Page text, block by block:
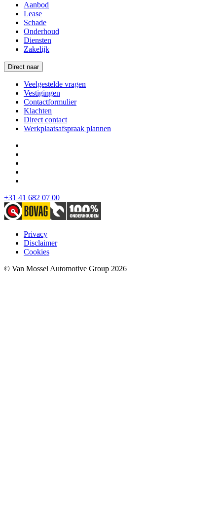
Aanbod
Lease
Schade
Onderhoud
Diensten
Zakelijk
Direct naar
Veelgestelde vragen
Vestigingen
Contactformulier
Klachten
Direct contact
Werkplaatsafspraak plannen
+31 41 682 07 00
Privacy
Disclaimer
Cookies
© Van Mossel Automotive Group 2026